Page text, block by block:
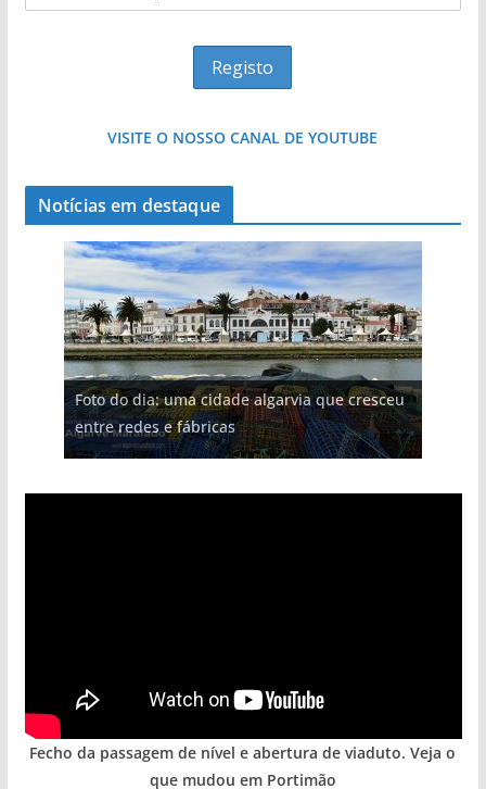
VISITE O NOSSO CANAL DE YOUTUBE
Notícias em destaque
Foto do dia: uma cidade algarvia que cresceu
entre redes e fábricas
Fecho da passagem de nível e abertura de viaduto. Veja o
que mudou em Portimão